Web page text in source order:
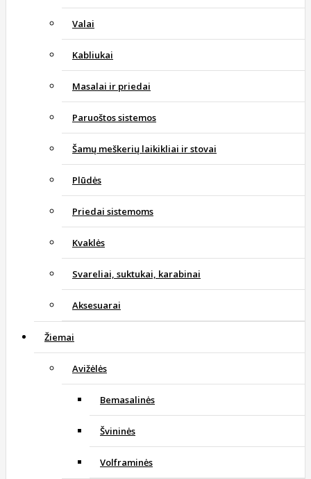
Valai
Kabliukai
Masalai ir priedai
Paruoštos sistemos
Šamų meškerių laikikliai ir stovai
Plūdės
Priedai sistemoms
Kvaklės
Svareliai, suktukai, karabinai
Aksesuarai
Žiemai
Avižėlės
Bemasalinės
Švininės
Volframinės